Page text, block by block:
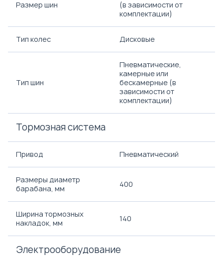
Размер шин
(в зависимости от
комплектации)
Тип колес Дисковые
Тип шин
Пневматические,
камерные или
бескамерные (в
зависимости от
комплектации)
Тормозная система
Привод Пневматический
Размеры диаметр
барабана, мм
400
Ширина тормозных
накладок, мм
140
Электрооборудование